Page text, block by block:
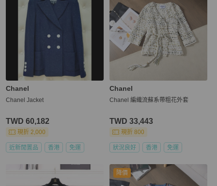
Chanel
Chanel Jacket
TWD 60,182
現折 2,000
近新閒置品 香港 免運
Chanel
Chanel 編織流蘇系帶粗花外套
TWD 33,443
現折 800
狀況良好 香港 免運
降價